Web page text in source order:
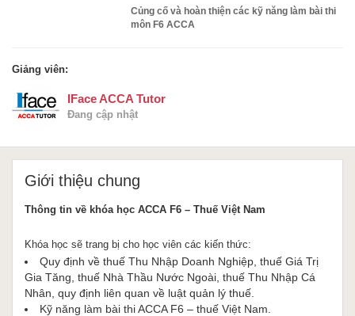
Củng cố và hoàn thiện các kỹ năng làm bài thi
môn F6 ACCA
Giảng viên:
IFace ACCA Tutor
Đang cập nhật
Giới thiệu chung
Thông tin về khóa học ACCA F6 – Thuế Việt Nam
Khóa học sẽ trang bị cho học viên các kiến thức:
Quy định về thuế Thu Nhập Doanh Nghiệp, thuế Giá Trị
Gia Tăng, thuế Nhà Thầu Nước Ngoài, thuế Thu Nhập Cá
Nhân, quy định liên quan về luật quản lý thuế.
Kỹ năng làm bài thi ACCA F6 – thuế Việt Nam.